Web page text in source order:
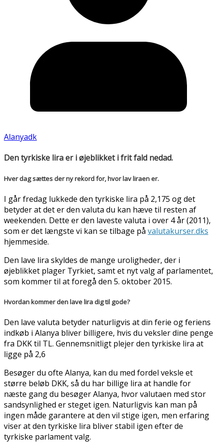
Alanyadk
Den tyrkiske lira er i øjeblikket i frit fald nedad.
Hver dag sættes der ny rekord for, hvor lav liraen er.
I går fredag lukkede den tyrkiske lira på 2,175 og det
betyder at det er den valuta du kan hæve til resten af
weekenden. Dette er den laveste valuta i over 4 år (2011),
som er det længste vi kan se tilbage på valutakurser.dks
hjemmeside.
Den lave lira skyldes de mange uroligheder, der i
øjeblikket plager Tyrkiet, samt et nyt valg af parlamentet,
som kommer til at foregå den 5. oktober 2015.
Hvordan kommer den lave lira dig til gode?
Den lave valuta betyder naturligvis at din ferie og feriens
indkøb i Alanya bliver billigere, hvis du veksler dine penge
fra DKK til TL. Gennemsnitligt plejer den tyrkiske lira at
ligge på 2,6
Besøger du ofte Alanya, kan du med fordel veksle et
større beløb DKK, så du har billige lira at handle for
næste gang du besøger Alanya, hvor valutaen med stor
sandsynlighed er steget igen. Naturligvis kan man på
ingen måde garantere at den vil stige igen, men erfaring
viser at den tyrkiske lira bliver stabil igen efter de
tyrkiske parlament valg.